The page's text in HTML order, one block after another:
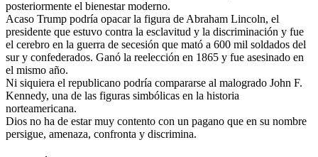
posteriormente el bienestar moderno.
Acaso Trump podría opacar la figura de Abraham Lincoln, el
presidente que estuvo contra la esclavitud y la discriminación y fue
el cerebro en la guerra de secesión que mató a 600 mil soldados del
sur y confederados. Ganó la reelección en 1865 y fue asesinado en
el mismo año.
Ni siquiera el republicano podría compararse al malogrado John F.
Kennedy, una de las figuras simbólicas en la historia
norteamericana.
Dios no ha de estar muy contento con un pagano que en su nombre
persigue, amenaza, confronta y discrimina.